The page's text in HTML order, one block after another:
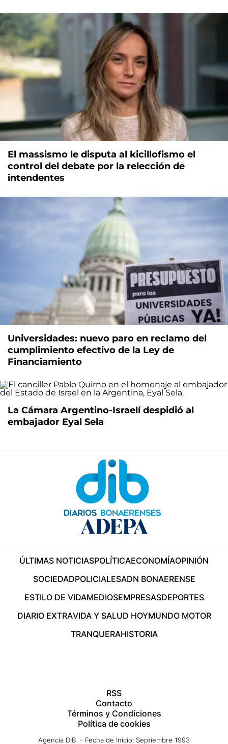
El massismo le disputa al kicillofismo el
control del debate por la relección de
intendentes
Universidades: nuevo paro en reclamo del
cumplimiento efectivo de la Ley de
Financiamiento
La Cámara Argentino-Israelí despidió al
embajador Eyal Sela
ÚLTIMAS NOTICIASPOLÍTICAECONOMÍAOPINIÓN
SOCIEDADPOLICIALESADN BONAERENSE
ESTILO DE VIDAMEDIOSEMPRESASDEPORTES
DIARIO EXTRAVIDA Y SALUD HOYMUNDO MOTOR
TRANQUERAHISTORIA
RSS
Contacto
Términos y Condiciones
Política de cookies
Agencia DIB - Fecha de Inicio: Septiembre 1993